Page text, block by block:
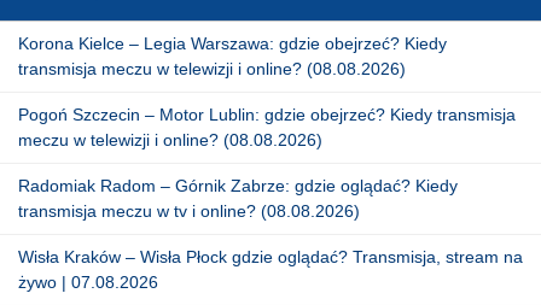
Korona Kielce – Legia Warszawa: gdzie obejrzeć? Kiedy
transmisja meczu w telewizji i online? (08.08.2026)
Pogoń Szczecin – Motor Lublin: gdzie obejrzeć? Kiedy transmisja
meczu w telewizji i online? (08.08.2026)
Radomiak Radom – Górnik Zabrze: gdzie oglądać? Kiedy
transmisja meczu w tv i online? (08.08.2026)
Wisła Kraków – Wisła Płock gdzie oglądać? Transmisja, stream na
żywo | 07.08.2026